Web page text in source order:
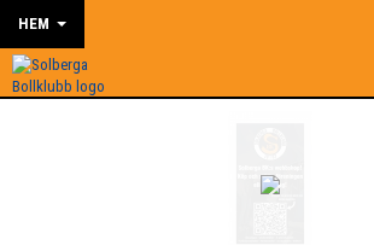
HEM